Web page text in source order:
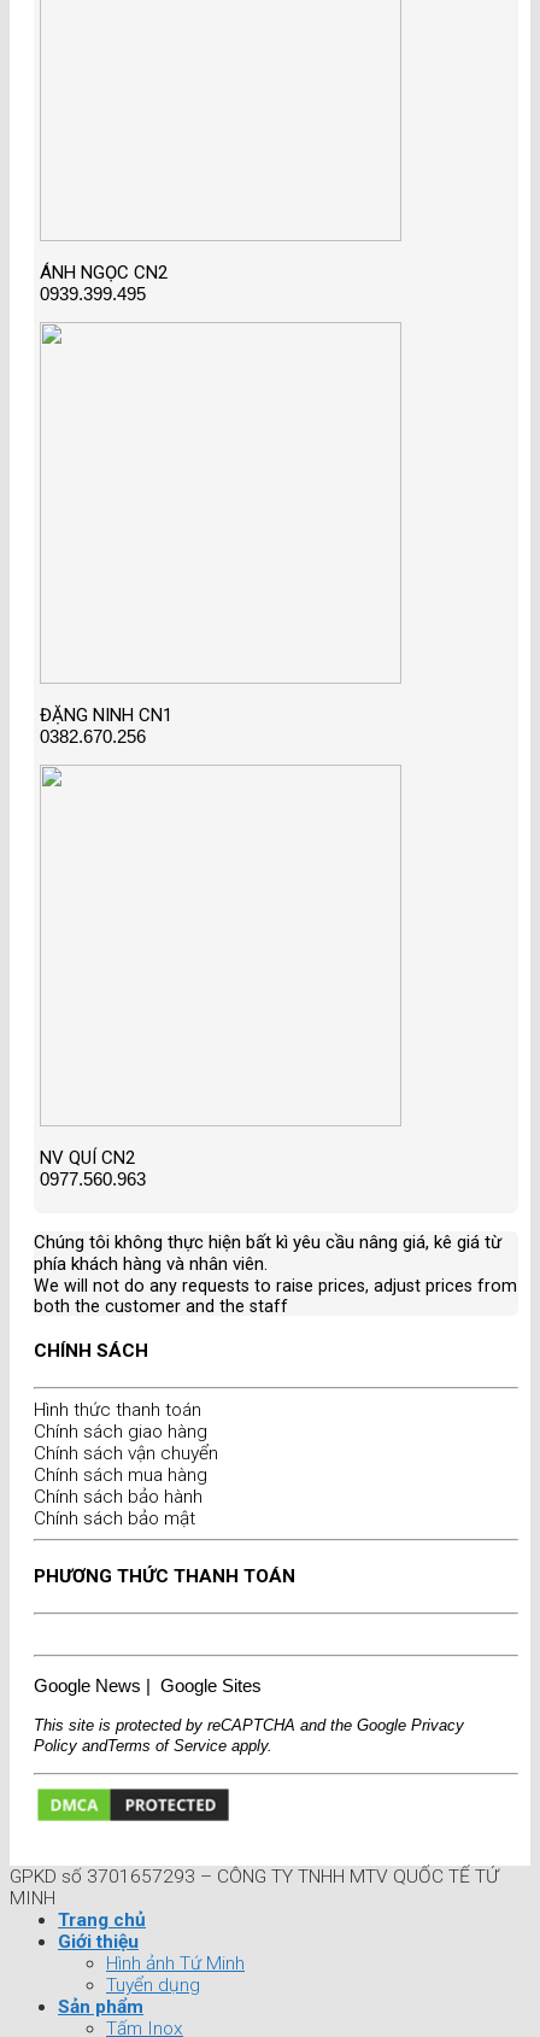
ÁNH NGỌC CN2
0939.399.495
ĐẶNG NINH CN1
0382.670.256
NV QUÍ CN2
0977.560.963
Chúng tôi không thực hiện bất kì yêu cầu nâng giá, kê giá từ
phía khách hàng và nhân viên.
We will not do any requests to raise prices, adjust prices from
both the customer and the staff
CHÍNH SÁCH
Hình thức thanh toán
Chính sách giao hàng
Chính sách vận chuyển
Chính sách mua hàng
Chính sách bảo hành
Chính sách bảo mật
PHƯƠNG THỨC THANH TOÁN
Google News | Google Sites
This site is protected by reCAPTCHA and the Google Privacy
Policy andTerms of Service apply.
GPKD số 3701657293 – CÔNG TY TNHH MTV QUỐC TẾ TỨ
MINH
Trang chủ
Giới thiệu
Hình ảnh Tứ Minh
Tuyển dụng
Sản phẩm
Tấm Inox